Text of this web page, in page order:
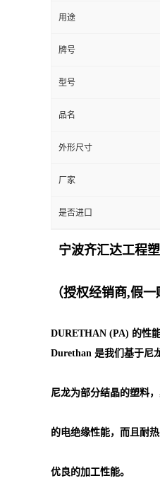
用途
牌号
型号
品名
外形尺寸
厂家
是否进口
宁波齐汇达工程
（授权经销商,假
DURETHAN (PA) 的性
Durethan 是我们基于尼
尼龙为部分结晶的塑料
的电绝缘性能，而且耐
优良的加工性能。